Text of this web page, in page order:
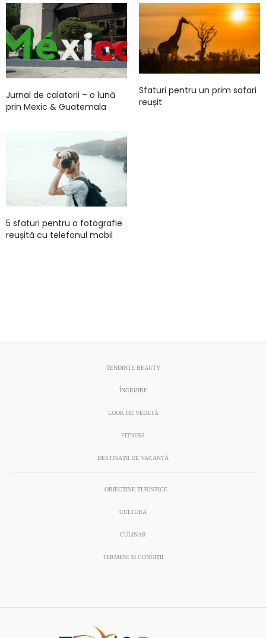
Jurnal de calatorii – o lună
prin Mexic & Guatemala
Sfaturi pentru un prim safari
reușit
5 sfaturi pentru o fotografie
reușită cu telefonul mobil
TENDINȚE BEAUTY
ÎNGRIJIRE
LOOK DE VEDETĂ
FITNESS
DESTINAȚII DE VACANȚĂ
OBIECTIVE TURISTICE
CULTURA
CULINAR
TERMENI ȘI CONDIȚII